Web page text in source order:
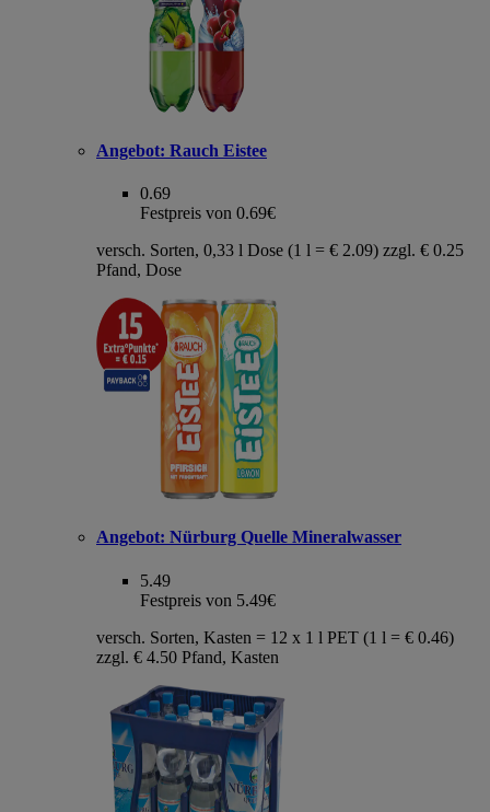
Angebot: Rauch Eistee
0.69
Festpreis von 0.69€
versch. Sorten, 0,33 l Dose (1 l = € 2.09) zzgl. € 0.25
Pfand, Dose
Angebot: Nürburg Quelle Mineralwasser
5.49
Festpreis von 5.49€
versch. Sorten, Kasten = 12 x 1 l PET (1 l = € 0.46)
zzgl. € 4.50 Pfand, Kasten